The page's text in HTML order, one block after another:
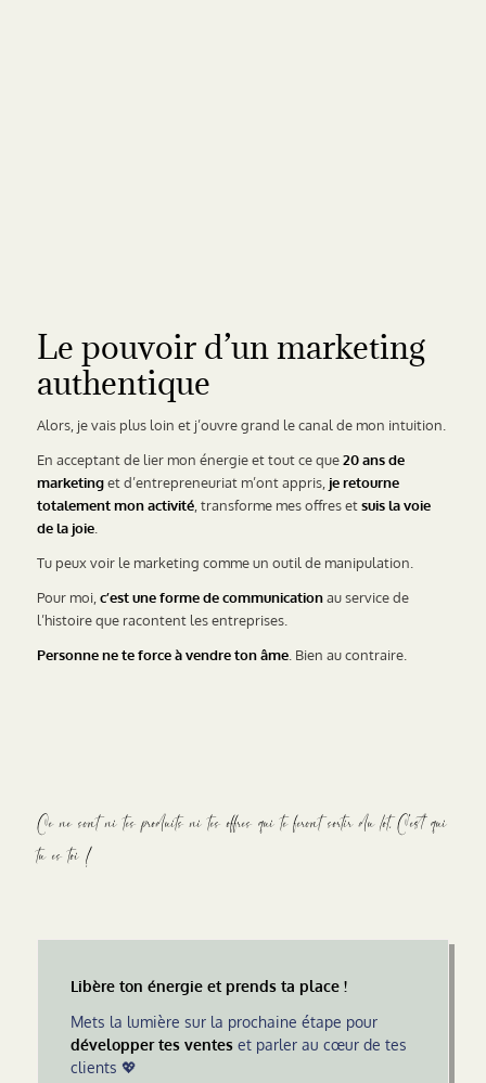
Le pouvoir d’un marketing
authentique
Alors, je vais plus loin et j’ouvre grand le canal de mon intuition.
En acceptant de lier mon énergie et tout ce que20 ans de
marketinget d’entrepreneuriat m’ont appris, je retourne
totalement mon activité, transforme mes offres etsuis la voie
de la joie.
Tu peux voir le marketing comme un outil de manipulation.
Pour moi, c’est une forme de communicationau service de
l’histoire que racontent les entreprises.
Personne ne te force à vendre ton âme. Bien au contraire.
Ce ne sont ni tes produits ni tes offres qui te feront sortir du lot. C’est qui
tu es toi !
Libère ton énergie et prends ta place !
Mets la lumière sur la prochaine étape pour
développer tes venteset parler au cœur de tes
clients 💖